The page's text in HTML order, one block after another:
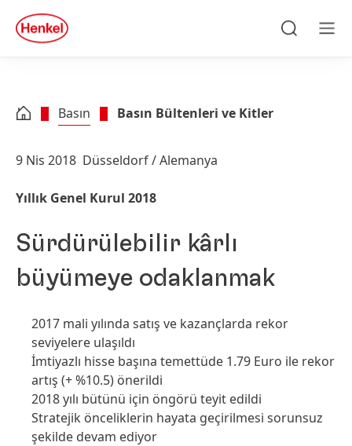
Skip to footer
quick
search
Basın Basın Bültenleri ve Kitler
9 Nis 2018 Düsseldorf / Alemanya
Yıllık Genel Kurul 2018
Sürdürülebilir kârlı
büyümeye odaklanmak
2017 mali yılında satış ve kazançlarda rekor
seviyelere ulaşıldı
İmtiyazlı hisse başına temettüde 1.79 Euro ile rekor
artış (+ %10.5) önerildi
2018 yılı bütünü için öngörü teyit edildi
Stratejik önceliklerin hayata geçirilmesi sorunsuz
şekilde devam ediyor